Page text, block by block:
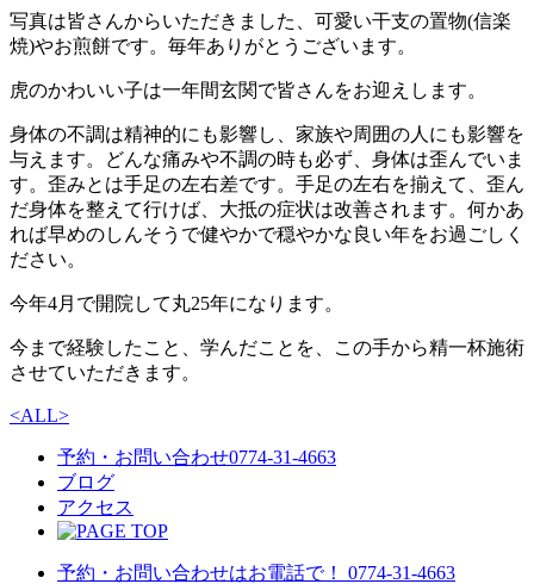
写真は皆さんからいただきました、可愛い干支の置物(信楽
焼)やお煎餅です。毎年ありがとうございます。
虎のかわいい子は一年間玄関で皆さんをお迎えします。
身体の不調は精神的にも影響し、家族や周囲の人にも影響を
与えます。どんな痛みや不調の時も必ず、身体は歪んでいま
す。歪みとは手足の左右差です。手足の左右を揃えて、歪ん
だ身体を整えて行けば、大抵の症状は改善されます。何かあ
れば早めのしんそうで健やかで穏やかな良い年をお過ごしく
ださい。
今年4月で開院して丸25年になります。
今まで経験したこと、学んだことを、この手から精一杯施術
させていただきます。
<ALL>
予約・お問い合わせ0774-31-4663
ブログ
アクセス
予約・お問い合わせはお電話で！ 0774-31-4663